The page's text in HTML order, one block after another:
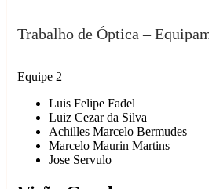
Trabalho de Óptica –
Equipe 2
Luis Felipe Fadel
Luiz Cezar da Silva
Achilles Marcelo Bermudes
Marcelo Maurin Martins
Jose Servulo